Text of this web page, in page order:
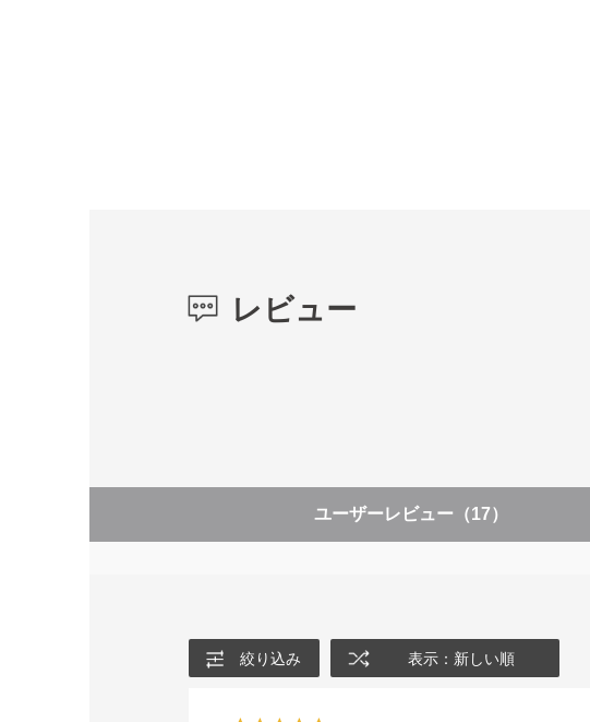
レビュー
ユーザーレビュー （17）
絞り込み 表示：新しい順